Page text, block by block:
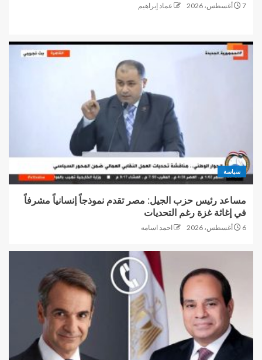
7 أغسطس، 2026 عماد إبراهيم
سياسة
مساعد رئيس حزب الجيل: مصر تقدم نموذجاً إنسانياً مشرفاً
في إغاثة غزة رغم التحديات
6 أغسطس، 2026 احمد اسامه